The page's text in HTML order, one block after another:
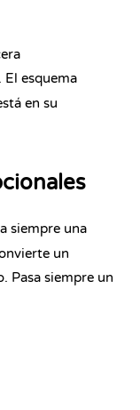
esquema
en su
siempre una
un
Pasa siempre un